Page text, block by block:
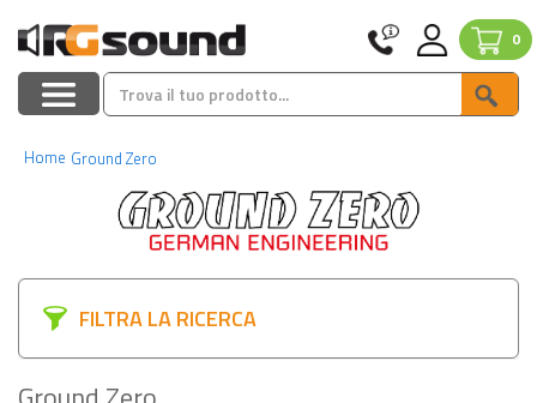
0
Home Ground Zero
FILTRA LA RICERCA